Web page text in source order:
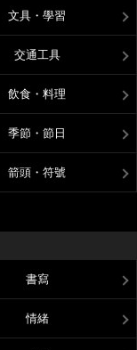
文具・學習
交通工具
飲食・料理
季節・節日
箭頭・符號
書寫
情緒